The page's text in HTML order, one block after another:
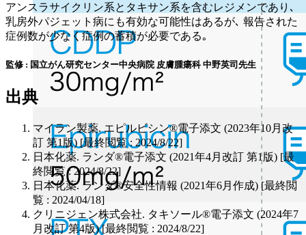
アンスラサイクリン系とタキサン系を含むレジメンであり､
乳房外パジェット病にも有効な可能性はあるが､ 報告された
症例数が少なく症例の蓄積が必要である｡
監修 : 国立がん研究センター中央病院 皮膚腫瘍科 中野英司先生
出典
マイラン製薬. エピルビシン®電子添文 (2023年10月改
訂 第1版) [最終閲覧 : 2024/8/22]
日本化薬. ランダ®電子添文 (2021年4月改訂 第1版) [最
終閲覧 : 2024/8/22]
日本化薬. ランダ®安全性情報 (2021年6月作成) [最終閲
覧 : 2024/04/18]
クリニジェン株式会社. タキソール®電子添文 (2024年7
月改訂 第4版) [最終閲覧 : 2024/8/22]